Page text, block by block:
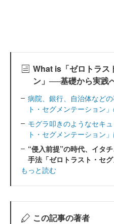
What is「ゼロトラス
ン」──基礎から実践
病院、銀行、自治体など
ト・セグメンテーション
モグラ叩きのようなセキ
ト・セグメンテーション
“侵入前提”の時代、イタ
手法「ゼロトラスト・セ
もっと読む
この記事の著者